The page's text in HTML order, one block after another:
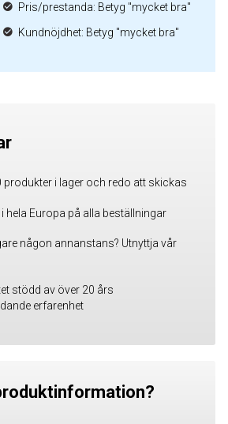
Pris/prestanda: Betyg "mycket bra"
Kundnöjdhet: Betyg "mycket bra"
produkter i lager och redo att skickas
hela Europa på alla beställningar
någon annanstans? Utnyttja vår
stödd av över 20 års
erfarenhet